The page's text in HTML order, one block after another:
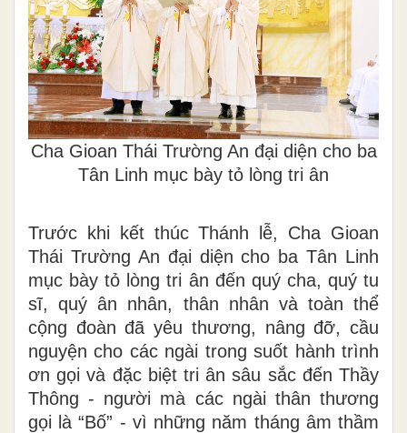
Cha Gioan Thái Trường An đại diện cho ba
Tân Linh mục bày tỏ lòng tri ân
Trước khi kết thúc Thánh lễ, Cha Gioan
Thái Trường An đại diện cho ba Tân Linh
mục bày tỏ lòng tri ân đến quý cha, quý tu
sĩ, quý ân nhân, thân nhân và toàn thể
cộng đoàn đã yêu thương, nâng đỡ, cầu
nguyện cho các ngài trong suốt hành trình
ơn gọi và đặc biệt tri ân sâu sắc đến Thầy
Thông - người mà các ngài thân thương
gọi là “Bố” - vì những năm tháng âm thầm